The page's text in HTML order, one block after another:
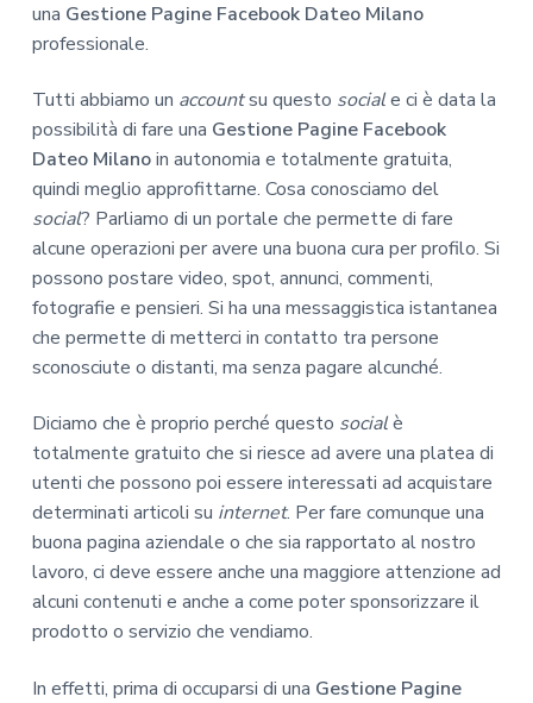
una Gestione Pagine Facebook Dateo Milano
professionale.
Tutti abbiamo un accountsu questo sociale ci è data la
possibilità di fare una Gestione Pagine Facebook
Dateo Milanoin autonomia e totalmente gratuita,
quindi meglio approfittarne. Cosa conosciamo del
social? Parliamo di un portale che permette di fare
alcune operazioni per avere una buona cura per profilo. Si
possono postare video, spot, annunci, commenti,
fotografie e pensieri. Si ha una messaggistica istantanea
che permette di metterci in contatto tra persone
sconosciute o distanti, ma senza pagare alcunché.
Diciamo che è proprio perché questo socialè
totalmente gratuito che si riesce ad avere una platea di
utenti che possono poi essere interessati ad acquistare
determinati articoli su internet. Per fare comunque una
buona pagina aziendale o che sia rapportato al nostro
lavoro, ci deve essere anche una maggiore attenzione ad
alcuni contenuti e anche a come poter sponsorizzare il
prodotto o servizio che vendiamo.
In effetti, prima di occuparsi di una Gestione Pagine